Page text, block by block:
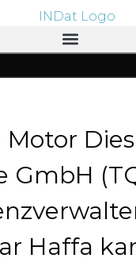
Motor Dies
GmbH
Haffa